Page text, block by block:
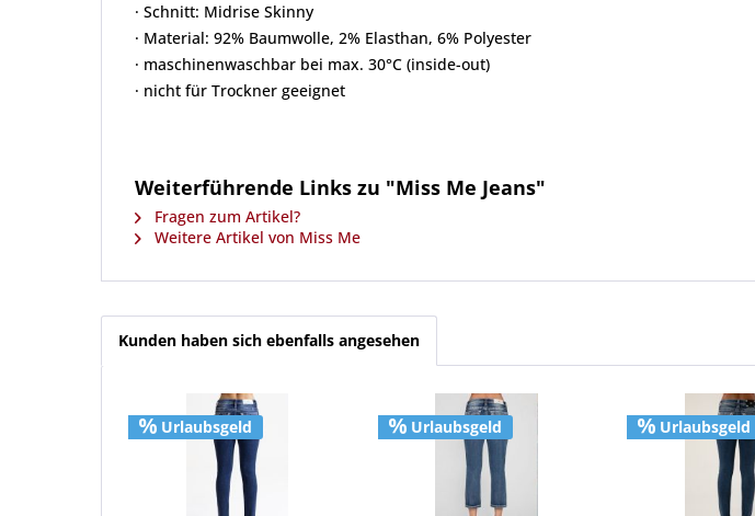
· Schnitt: Midrise Skinny
· Material: 92% Baumwolle, 2% Elasthan, 6% Polyester
· maschinenwaschbar bei max. 30°C (inside-out)
· nicht für Trockner geeignet
Weiterführende Links zu "Miss Me Jeans"
Fragen zum Artikel?
Weitere Artikel von Miss Me
Kunden haben sich ebenfalls angesehen
Urlaubsgeld Urlaubsgeld Urlaubsgeld